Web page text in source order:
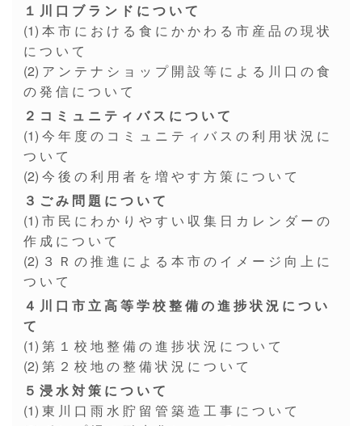
１ 川 口 ブ ラ ン ド に つ い て
(1) 本 市 に お け る 食 に か か わ る 市 産 品 の 現 状
に つ い て
(2) ア ン テ ナ シ ョ ッ プ 開 設 等 に よ る 川 口 の 食
の 発 信 に つ い て
２ コ ミ ュ ニ テ ィ バ ス に つ い て
(1) 今 年 度 の コ ミ ュ ニ テ ィ バ ス の 利 用 状 況 に
つ い て
(2) 今 後 の 利 用 者 を 増 や す 方 策 に つ い て
３ ご み 問 題 に つ い て
(1) 市 民 に わ か り や す い 収 集 日 カ レ ン ダ ー の
作 成 に つ い て
(2) ３ Ｒ の 推 進 に よ る 本 市 の イ メ ー ジ 向 上 に
つ い て
４ 川 口 市 立 高 等 学 校 整 備 の 進 捗 状 況 に つ い
て
(1) 第 １ 校 地 整 備 の 進 捗 状 況 に つ い て
(2) 第 ２ 校 地 の 整 備 状 況 に つ い て
５ 浸 水 対 策 に つ い て
(1) 東 川 口 雨 水 貯 留 管 築 造 工 事 に つ い て